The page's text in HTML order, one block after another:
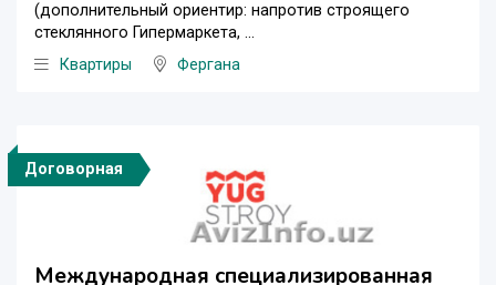
(дополнительный ориентир: напротив строящего
стеклянного Гипермаркета, ...
Квартиры
Фергана
Договорная
Международная специализированная